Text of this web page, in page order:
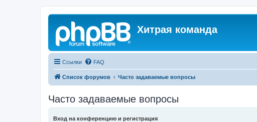
Хитрая команда
Ссылки FAQ
Список форумов Часто задаваемые вопросы
Часто задаваемые вопросы
Вход на конференцию и регистрация